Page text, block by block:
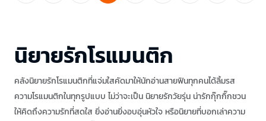
นิยายรักโรแมนติก
คลังนิยายรักโรแมนติกที่แจ่มใสคัดมาให้นักอ่านสายฟินทุกคนได้ลิ้มรส
ความโรแมนติกในทุกรูปแบบ ไม่ว่าจะเป็น นิยายรักวัยรุ่น น่ารักกุ๊กกิ๊กชวน
ให้คิดถึงความรักที่สดใส ยิ่งอ่านยิ่งอบอุ่นหัวใจ หรือนิยายที่บอกเล่าความ